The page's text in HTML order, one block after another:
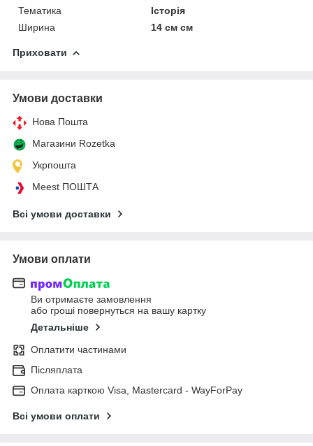
Тематика
Історія
Ширина
14 см см
Приховати
Умови доставки
Нова Пошта
Магазини Rozetka
Укрпошта
Meest ПОШТА
Всі умови доставки
Умови оплати
Ви отримаєте замовлення
або гроші повернуться на вашу картку
Детальніше
Оплатити частинами
Післяплата
Оплата карткою Visa, Mastercard - WayForPay
Всі умови оплати